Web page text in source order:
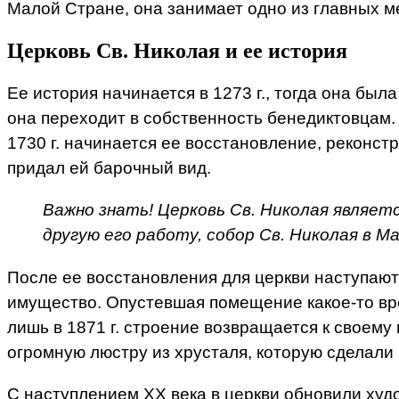
Малой Стране, она занимает одно из главных
Церковь Св. Николая и ее история
Ее история начинается в 1273 г., тогда она
она переходит в собственность
1730 г. начинается ее восстановление,
придал ей барочный вид.
Важно знать! Церковь Св. Николая
другую его работу, собор Св. Николая в
После ее восстановления для церкви
имущество. Опустевшая помещение какое-то
лишь в 1871 г. строение возвращается к
огромную люстру из хрусталя, которую
С наступлением XX века в церкви обновили